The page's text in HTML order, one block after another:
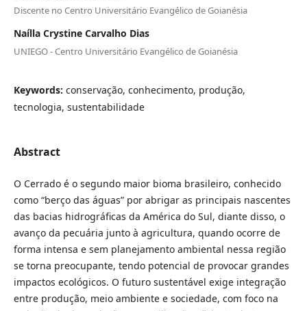
Discente no Centro Universitário Evangélico de Goianésia
Naílla Crystine Carvalho Dias
UNIEGO - Centro Universitário Evangélico de Goianésia
Keywords: conservação, conhecimento, produção,
tecnologia, sustentabilidade
Abstract
O Cerrado é o segundo maior bioma brasileiro, conhecido
como “berço das águas” por abrigar as principais nascentes
das bacias hidrográficas da América do Sul, diante disso, o
avanço da pecuária junto à agricultura, quando ocorre de
forma intensa e sem planejamento ambiental nessa região
se torna preocupante, tendo potencial de provocar grandes
impactos ecológicos. O futuro sustentável exige integração
entre produção, meio ambiente e sociedade, com foco na